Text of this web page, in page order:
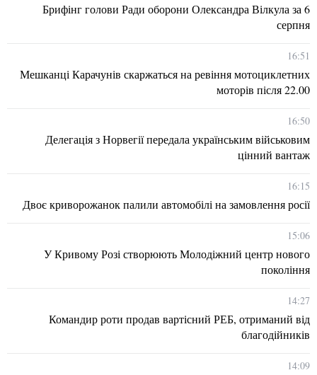
Брифінг голови Ради оборони Олександра Вілкула за 6
серпня
16:51
Мешканці Карачунів скаржаться на ревіння мотоциклетних
моторів після 22.00
16:50
Делегація з Норвегії передала українським військовим
цінний вантаж
16:15
Двоє криворожанок палили автомобілі на замовлення росії
15:06
У Кривому Розі створюють Молодіжний центр нового
покоління
14:27
Командир роти продав вартісний РЕБ, отриманий від
благодійників
14:09